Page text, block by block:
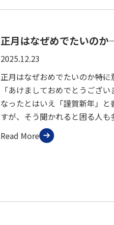
正月はなぜめでたいの
2025.12.23
正月はなぜおめでたいのか――特
「あけましておめでとうござ
なったとはいえ「謹賀新年」
すが、そう聞かれると困る人も
Read More